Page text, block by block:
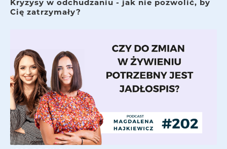
Kryzysy w odchudzaniu - jak nie pozwolić, by
Cię zatrzymały?